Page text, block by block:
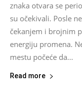
znaka otvara se
su očekivali. Posle
čekanjem i brojnim
energiju promena.
mestu počeće da...
Read more